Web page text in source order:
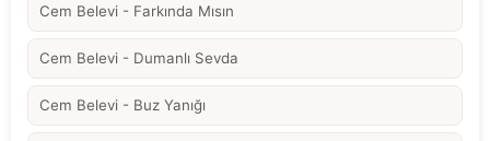
Cem Belevi - Farkında Mısın
Cem Belevi - Dumanlı Sevda
Cem Belevi - Buz Yanığı